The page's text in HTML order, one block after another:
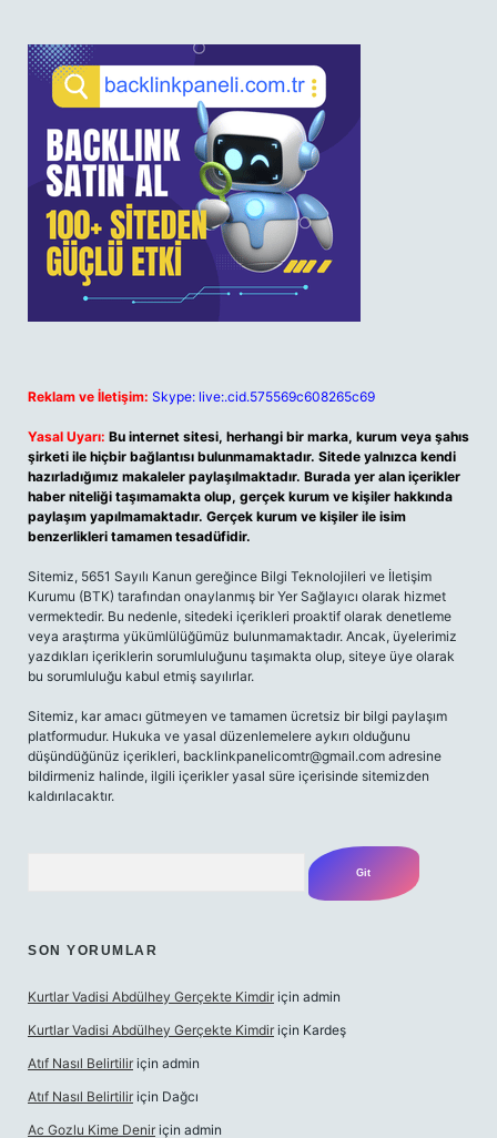
Reklam ve İletişim: Skype: live:.cid.575569c608265c69
Yasal Uyarı: Bu internet sitesi, herhangi bir marka, kurum veya şahıs
şirketi ile hiçbir bağlantısı bulunmamaktadır. Sitede yalnızca kendi
hazırladığımız makaleler paylaşılmaktadır. Burada yer alan içerikler
haber niteliği taşımamakta olup, gerçek kurum ve kişiler hakkında
paylaşım yapılmamaktadır. Gerçek kurum ve kişiler ile isim
benzerlikleri tamamen tesadüfidir.
Sitemiz, 5651 Sayılı Kanun gereğince Bilgi Teknolojileri ve İletişim
Kurumu (BTK) tarafından onaylanmış bir Yer Sağlayıcı olarak hizmet
vermektedir. Bu nedenle, sitedeki içerikleri proaktif olarak denetleme
veya araştırma yükümlülüğümüz bulunmamaktadır. Ancak, üyelerimiz
yazdıkları içeriklerin sorumluluğunu taşımakta olup, siteye üye olarak
bu sorumluluğu kabul etmiş sayılırlar.
Sitemiz, kar amacı gütmeyen ve tamamen ücretsiz bir bilgi paylaşım
platformudur. Hukuka ve yasal düzenlemelere aykırı olduğunu
düşündüğünüz içerikleri, backlinkpanelicomtr@gmail.com adresine
bildirmeniz halinde, ilgili içerikler yasal süre içerisinde sitemizden
kaldırılacaktır.
SON YORUMLAR
Kurtlar Vadisi Abdülhey Gerçekte Kimdir için admin
Kurtlar Vadisi Abdülhey Gerçekte Kimdir için Kardeş
Atıf Nasıl Belirtilir için admin
Atıf Nasıl Belirtilir için Dağcı
Ac Gozlu Kime Denir için admin